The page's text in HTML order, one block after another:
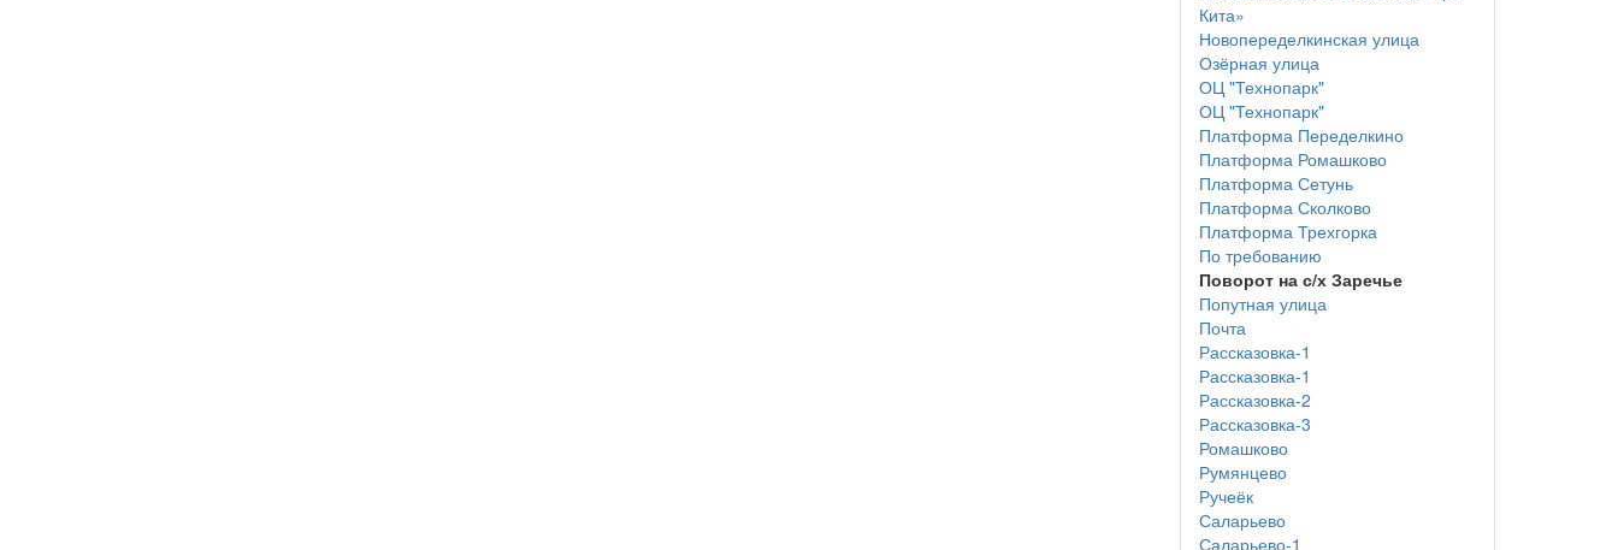
Кита»
Новопеределкинская улица
Озёрная улица
ОЦ "Технопарк"
ОЦ "Технопарк"
Платформа Переделкино
Платформа Ромашково
Платформа Сетунь
Платформа Сколково
Платформа Трехгорка
По требованию
Поворот на с/х Заречье
Попутная улица
Почта
Рассказовка-1
Рассказовка-1
Рассказовка-2
Рассказовка-3
Ромашково
Румянцево
Ручеёк
Саларьево
Саларьево-1